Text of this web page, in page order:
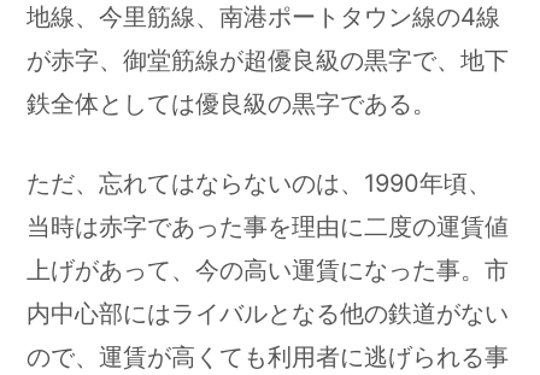
地線、今里筋線、南港ポートタウン線の4線
が赤字、御堂筋線が超優良級の黒字で、地下
鉄全体としては優良級の黒字である。
ただ、忘れてはならないのは、1990年頃、
当時は赤字であった事を理由に二度の運賃値
上げがあって、今の高い運賃になった事。市
内中心部にはライバルとなる他の鉄道がない
ので、運賃が高くても利用者に逃げられる事